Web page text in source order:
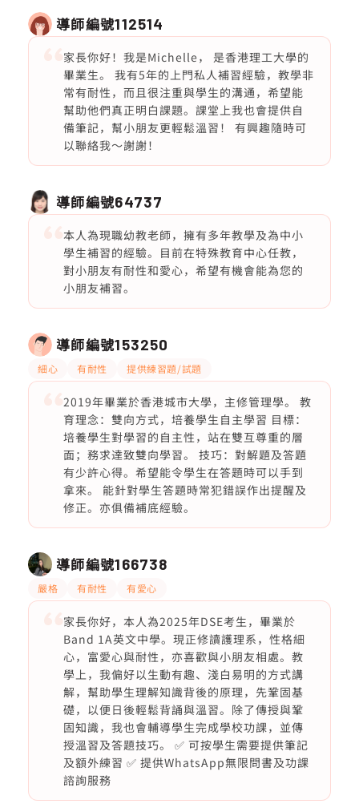
導師編號112514
家長你好！我是Michelle， 是香港理工大學的
畢業生。 我有5年的上門私人補習經驗，教學非
常有耐性，而且很注重與學生的溝通，希望能
幫助他們真正明白課題。課堂上我也會提供自
備筆記，幫小朋友更輕鬆溫習！ 有興趣隨時可
以聯絡我～謝謝！
導師編號64737
本人為現職幼教老師，擁有多年教學及為中小
學生補習的經驗。目前在特殊教育中心任教，
對小朋友有耐性和愛心，希望有機會能為您的
小朋友補習。
導師編號153250
細心 有耐性 提供練習題/試題
2019年畢業於香港城市大學，主修管理學。 教
育理念：雙向方式，培養學生自主學習 目標：
培養學生對學習的自主性，站在雙互尊重的層
面；務求達致雙向學習。 技巧：對解題及答題
有少許心得。希望能令學生在答題時可以手到
拿來。 能針對學生答題時常犯錯誤作出提醒及
修正。亦俱備補底經驗。
導師編號166738
嚴格 有耐性 有愛心
家長你好，本人為2025年DSE考生，畢業於
Band 1A英文中學。現正修讀護理系，性格細
心，富愛心與耐性，亦喜歡與小朋友相處。教
學上，我偏好以生動有趣、淺白易明的方式講
解，幫助學生理解知識背後的原理，先鞏固基
礎，以便日後輕鬆背誦與溫習。除了傳授與鞏
固知識，我也會輔導學生完成學校功課，並傳
授溫習及答題技巧。 ✅ 可按學生需要提供筆記
及額外練習 ✅ 提供WhatsApp無限問書及功課
諮詢服務